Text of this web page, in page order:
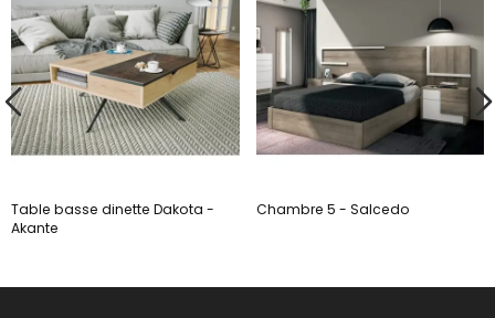
Table basse dinette Dakota -
Akante
Chambre 5 - Salcedo